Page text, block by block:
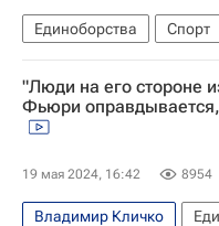
Единоборства Спорт
Москва
Дмитрий
Артур Бетербиев
WBO
"Люди на его стороне
Фьюри
19 мая 2024, 16:42 8954
Владимир Кличко